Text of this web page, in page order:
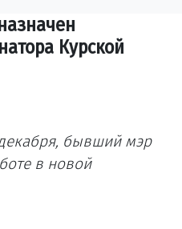
Курской
бывший мэр
в новой